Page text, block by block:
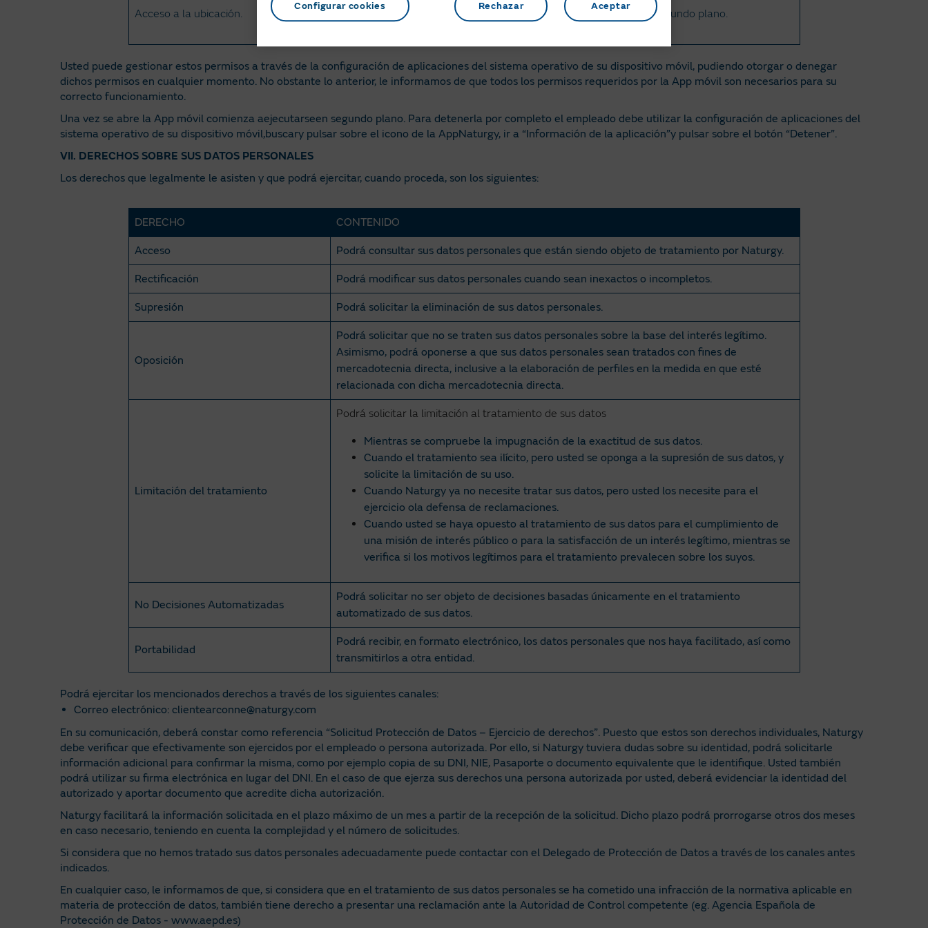
Acceso a la ubicación.
permitirá a la App acceder, incluso en segundo plano, a la
En segundo plano.
Usted puede gestionar estos permisos a través de la configuración de aplicaciones del sistema operativo de su dispositivo móvil, pudiendo otorgar o denegar
dichos permisos en cualquier momento. No obstante lo anterior, le informamos de que todos los permisos requeridos por la App móvil son necesarios para su
correcto funcionamiento.
Una vez se abre la App móvil comienza aejecutarseen segundo plano. Para detenerla por completo el empleado debe utilizar la configuración de aplicaciones del
sistema operativo de su dispositivo móvil,buscary pulsar sobre el icono de la AppNaturgy, ir a “Información de la aplicación”y pulsar sobre el botón “Detener”.
VII. DERECHOS SOBRE SUS DATOS PERSONALES
Los derechos que legalmente le asisten y que podrá ejercitar, cuando proceda, son los siguientes:
DERECHO CONTENIDO
Acceso Podrá consultar sus datos personales que están siendo objeto de tratamiento por Naturgy.
Rectificación Podrá modificar sus datos personales cuando sean inexactos o incompletos.
Supresión Podrá solicitar la eliminación de sus datos personales.
Oposición
Podrá solicitar que no se traten sus datos personales sobre la base del interés legítimo.
Asimismo, podrá oponerse a que sus datos personales sean tratados con fines de
mercadotecnia directa, inclusive a la elaboración de perfiles en la medida en que esté
relacionada con dicha mercadotecnia directa.
Limitación del tratamiento
Podrá solicitar la limitación al tratamiento de sus datos
Mientras se compruebe la impugnación de la exactitud de sus datos.
Cuando el tratamiento sea ilícito, pero usted se oponga a la supresión de sus datos, y
solicite la limitación de su uso.
Cuando Naturgy ya no necesite tratar sus datos, pero usted los necesite para el
ejercicio ola defensa de reclamaciones.
Cuando usted se haya opuesto al tratamiento de sus datos para el cumplimiento de
una misión de interés público o para la satisfacción de un interés legítimo, mientras se
verifica si los motivos legítimos para el tratamiento prevalecen sobre los suyos.
No Decisiones Automatizadas
Podrá solicitar no ser objeto de decisiones basadas únicamente en el tratamiento
automatizado de sus datos.
Portabilidad
Podrá recibir, en formato electrónico, los datos personales que nos haya facilitado, así como
transmitirlos a otra entidad.
Podrá ejercitar los mencionados derechos a través de los siguientes canales:
Correo electrónico: clientearconne@naturgy.com
En su comunicación, deberá constar como referencia “Solicitud Protección de Datos – Ejercicio de derechos”. Puesto que estos son derechos individuales, Naturgy
debe verificar que efectivamente son ejercidos por el empleado o persona autorizada. Por ello, si Naturgy tuviera dudas sobre su identidad, podrá solicitarle
información adicional para confirmar la misma, como por ejemplo copia de su DNI, NIE, Pasaporte o documento equivalente que le identifique. Usted también
podrá utilizar su firma electrónica en lugar del DNI. En el caso de que ejerza sus derechos una persona autorizada por usted, deberá evidenciar la identidad del
autorizado y aportar documento que acredite dicha autorización.
Naturgy facilitará la información solicitada en el plazo máximo de un mes a partir de la recepción de la solicitud. Dicho plazo podrá prorrogarse otros dos meses
en caso necesario, teniendo en cuenta la complejidad y el número de solicitudes.
Si considera que no hemos tratado sus datos personales adecuadamente puede contactar con el Delegado de Protección de Datos a través de los canales antes
indicados.
En cualquier caso, le informamos de que, si considera que en el tratamiento de sus datos personales se ha cometido una infracción de la normativa aplicable en
materia de protección de datos, también tiene derecho a presentar una reclamación ante la Autoridad de Control competente (eg. Agencia Española de
Protección de Datos - www.aepd.es)
Configurar cookies Rechazar Aceptar